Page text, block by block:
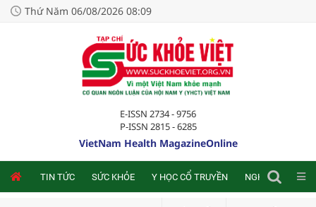
Thứ Năm 06/08/2026 08:09
E-ISSN 2734 - 9756
P-ISSN 2815 - 6285
VietNam Health MagazineOnline
TIN TỨC SỨC KHỎE Y HỌC CỔ TRUYỀN NGHIÊN CỨU